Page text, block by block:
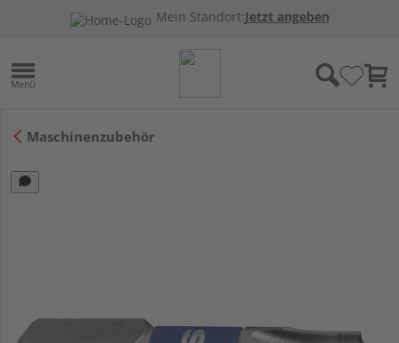
Mein Standort:Jetzt angeben
Maschinenzubehör